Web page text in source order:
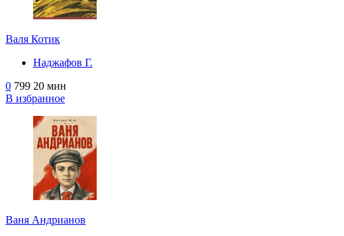
Валя Котик
Наджафов Г.
0 799 20 мин
В избранное
Ваня Андрианов